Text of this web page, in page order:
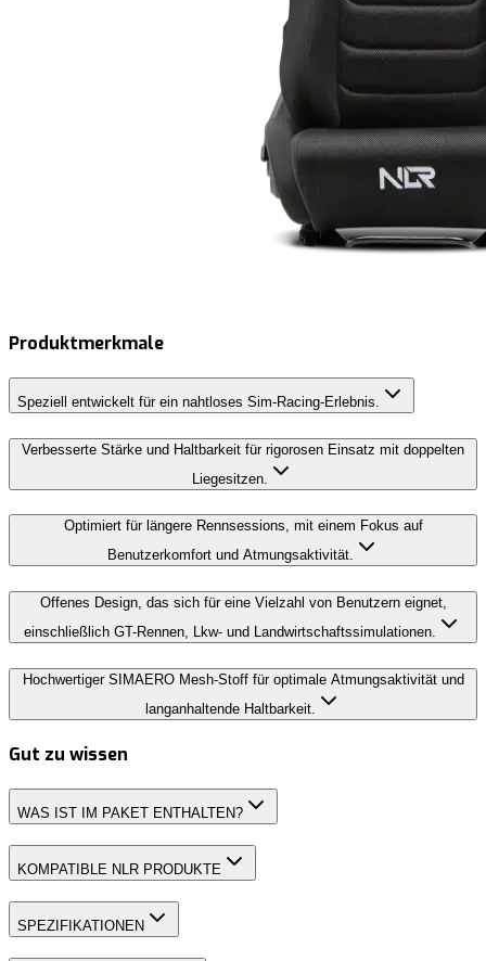
Produktmerkmale
Speziell entwickelt für ein nahtloses Sim-Racing-Erlebnis.
Verbesserte Stärke und Haltbarkeit für rigorosen Einsatz mit doppelten
Liegesitzen.
Optimiert für längere Rennsessions, mit einem Fokus auf
Benutzerkomfort und Atmungsaktivität.
Offenes Design, das sich für eine Vielzahl von Benutzern eignet,
einschließlich GT-Rennen, Lkw- und Landwirtschaftssimulationen.
Hochwertiger SIMAERO Mesh-Stoff für optimale Atmungsaktivität und
langanhaltende Haltbarkeit.
Gut zu wissen
WAS IST IM PAKET ENTHALTEN?
KOMPATIBLE NLR PRODUKTE
SPEZIFIKATIONEN